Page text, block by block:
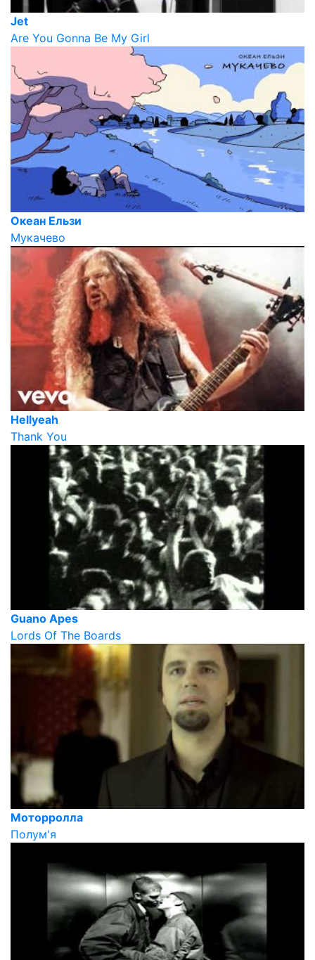
Jet
Are You Gonna Be My Girl
Океан Ельзи
Мукачево
Hellyeah
Thank You
Guano Apes
Lords Of The Boards
Моторролла
Полум'я